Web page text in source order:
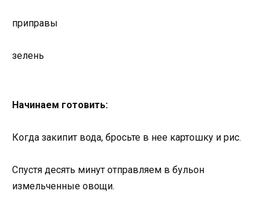
приправы
зелень
Начинаем готовить:
Когда закипит вода, бросьте в нее картошку и рис.
Спустя десять минут отправляем в бульон
измельченные овощи.